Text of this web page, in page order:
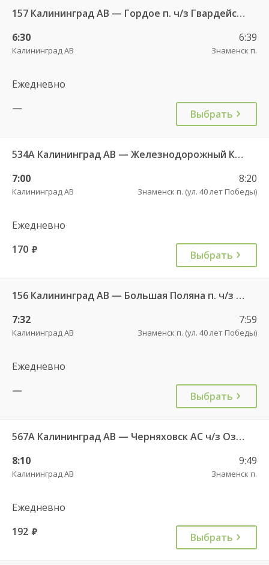
157 Калининград АВ — Гордое п. ч/з Гвардейск КДП, Знаменск п.
6:30
Калининград АВ
6:39
Знаменск п.
Ежедневно
—
Выбрать
534А Калининград АВ — Железнодорожный КДП
7:00
Калининград АВ
8:20
Знаменск п. (ул. 40 лет Победы)
Ежедневно
170 руб. Выбрать
156 Калининград АВ — Большая Поляна п. ч/з Гвардейск КДП
7:32
Калининград АВ
7:59
Знаменск п. (ул. 40 лет Победы)
Ежедневно
—
Выбрать
567А Калининград АВ — Черняховск АС ч/з Озерки п., Правдинск КДП, Железнодорожный КДП
8:10
Калининград АВ
9:49
Знаменск п.
Ежедневно
192 руб. Выбрать